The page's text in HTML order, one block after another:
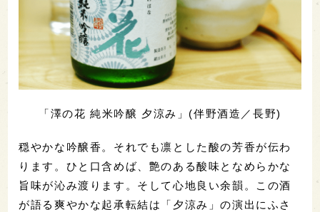
「澤の花 純米吟醸 夕涼み」(伴野酒造／長野)
穏やかな吟醸香。それでも凛とした酸の芳香が伝わ
ります。ひと口含めば、艶のある酸味となめらかな
旨味が沁み渡ります。そして心地良い余韻。この酒
が語る爽やかな起承転結は「夕涼み」の演出にふさ